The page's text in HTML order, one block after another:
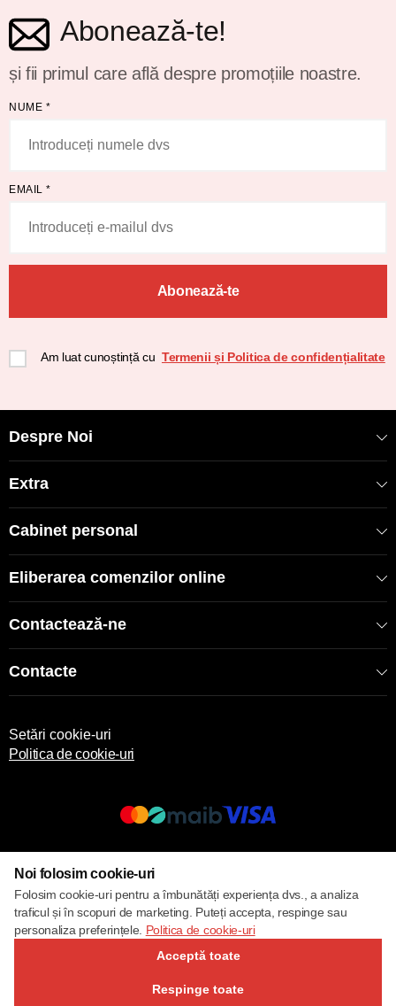
Abonează-te!
și fii primul care află despre promoțiile noastre.
NUME *
EMAIL *
Abonează-te
Am luat cunoștință cu Termenii și Politica de confidențialitate
Despre Noi
Extra
Cabinet personal
Eliberarea comenzilor online
Contactează-ne
Contacte
Setări cookie-uri
Politica de cookie-uri
Noi folosim cookie-uri
Folosim cookie-uri pentru a îmbunătăți experiența dvs., a analiza
traficul și în scopuri de marketing. Puteți accepta, respinge sau
personaliza preferințele. Politica de cookie-uri
Acceptă toate
Respinge toate